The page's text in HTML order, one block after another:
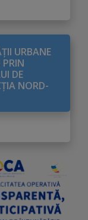
URBANE
DE
NORD-